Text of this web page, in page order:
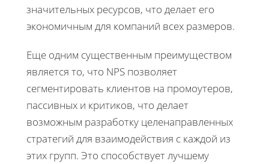
значительных ресурсов, что делает его
экономичным для компаний всех размеров.
Еще одним существенным преимуществом
является то, что NPS позволяет
сегментировать клиентов на промоутеров,
пассивных и критиков, что делает
возможным разработку целенаправленных
стратегий для взаимодействия с каждой из
этих групп. Это способствует лучшему